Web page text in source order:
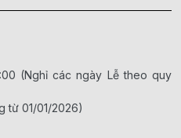
(Nghỉ các ngày Lễ theo quy
từ 01/01/2026)